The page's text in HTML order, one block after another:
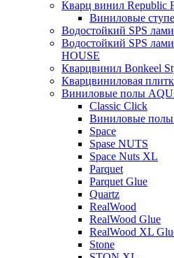
Кварц винил Republic
Виниловые
Водостойкий SPS
Водостойкий SPS
HOUSE
Кварцвинил Bonkeel
Кварцвиниловая
Виниловые полы
Classic Click
Виниловые
Space
Spase NUTS
Space Nuts XL
Parquet
Parquet Glue
Quartz
RealWood
RealWood Glue
RealWood XL
Stone